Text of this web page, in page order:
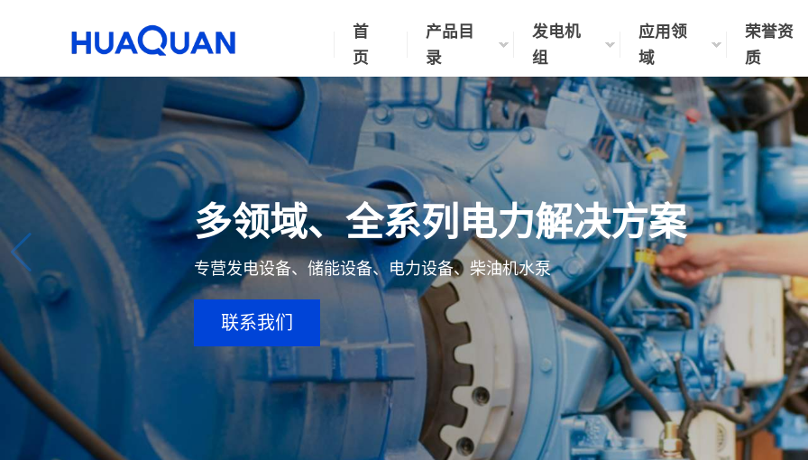
首
页
产品目
录
发电机
组
应用领
域
荣誉资
质
多领域、全系列电力解决方案
专营发电设备、储能设备、电力设备、柴油机水泵
联系我们